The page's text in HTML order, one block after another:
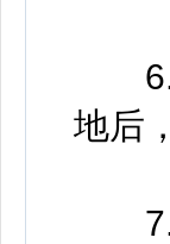
6.
地后
7.